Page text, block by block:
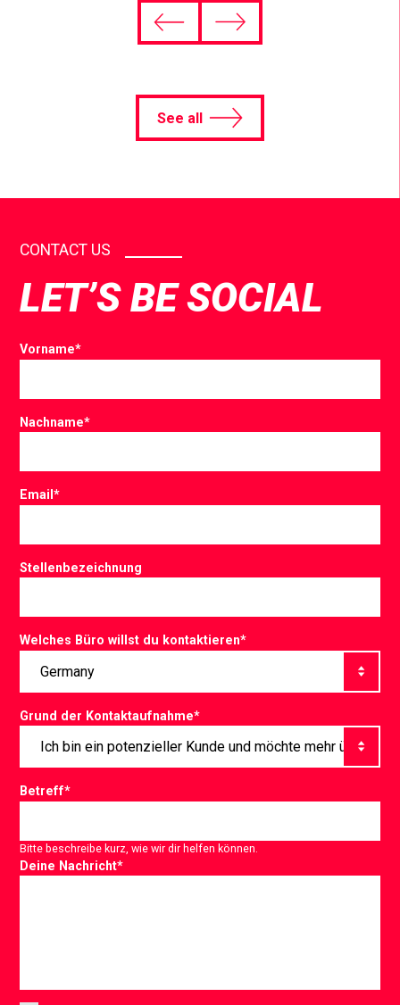
See all
CONTACT US
LET’S BE SOCIAL
Vorname*
Nachname*
Email*
Stellenbezeichnung
Welches Büro willst du kontaktieren*
Grund der Kontaktaufnahme*
Betreff*
Bitte beschreibe kurz, wie wir dir helfen können.
Deine Nachricht*